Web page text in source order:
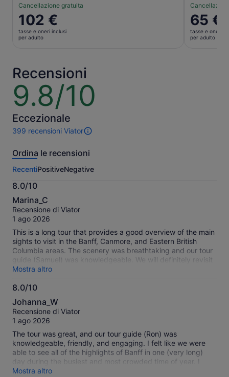
Cancellazione gratuita
Il
prezzo
è
adulto
102 €
tasse e oneri inclusi
per adulto
Il
prezzo
è
65 €
tasse e oneri
per adulto
Recensioni
9.8/10
9.8
su
10
Eccezionale
399 recensioni Viator
399
di
attività.
Maggiori
informazioni
sulle
nostre
recensioni
Ordina le recensioni
RecentiPositiveNegative
8.0/10
8.0
su
10
Marina_C
Recensione di Viator
1 ago 2026
This is a long tour that provides a good overview of the main
sights to visit in the Banff, Canmore, and Eastern British
Columbia areas. The scenery was breathtaking and our tour
guide (Samuel) was knowledgeable. We will definitely revisit
many of these locations at a more relaxed pace.
Mostra altro
8.0/10
8.0
su
10
Johanna_W
Recensione di Viator
1 ago 2026
The tour was great, and our tour guide (Ron) was
knowledgeable, friendly, and engaging. I felt like we were
able to see all of the highlights of Banff in one (very long)
day during the busiest and most crowded time of year. I
would advise participants to pack a lunch since the “lunch
Mostra altro